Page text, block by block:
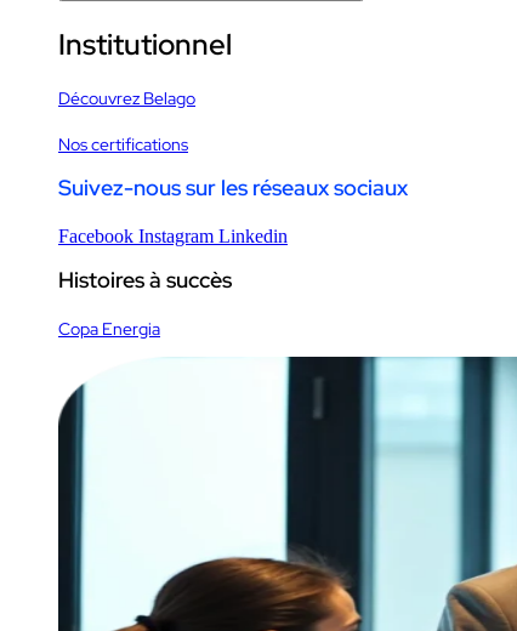
Institutionnel
Découvrez Belago
Nos certifications
Suivez-nous sur les réseaux sociaux
Facebook Instagram Linkedin
Histoires à succès
Copa Energia